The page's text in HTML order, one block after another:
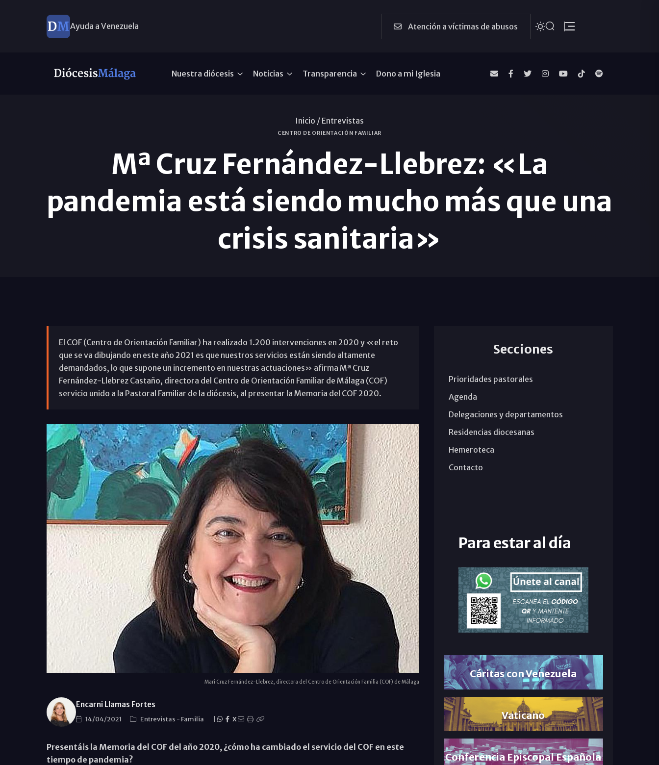
Ayuda a Venezuela Atención a víctimas de abusos
Nuestra diócesis Noticias Transparencia Dono a mi Iglesia
Inicio / Entrevistas
CENTRO DE ORIENTACIÓN FAMILIAR
Mª Cruz Fernández-Llebrez: «La
pandemia está siendo mucho más que una
crisis sanitaria»
El COF (Centro de Orientación Familiar) ha realizado 1.200 intervenciones en 2020 y «el reto
que se va dibujando en este año 2021 es que nuestros servicios están siendo altamente
demandados, lo que supone un incremento en nuestras actuaciones» afirma Mª Cruz
Fernández-Llebrez Castaño, directora del Centro de Orientación Familiar de Málaga (COF)
servicio unido a la Pastoral Familiar de la diócesis, al presentar la Memoria del COF 2020.
Mari Cruz Fernández-Llebrez, directora del Centro de Orientación Familia (COF) de Málaga
Encarni Llamas Fortes
14/04/2021 Entrevistas - Familia X
Presentáis la Memoria del COF del año 2020, ¿cómo ha cambiado el servicio del COF en este
tiempo de pandemia?
Secciones
Prioridades pastorales
Agenda
Delegaciones y departamentos
Residencias diocesanas
Hemeroteca
Contacto
Para estar al día
Cáritas con Venezuela
Vaticano
Conferencia Episcopal Española